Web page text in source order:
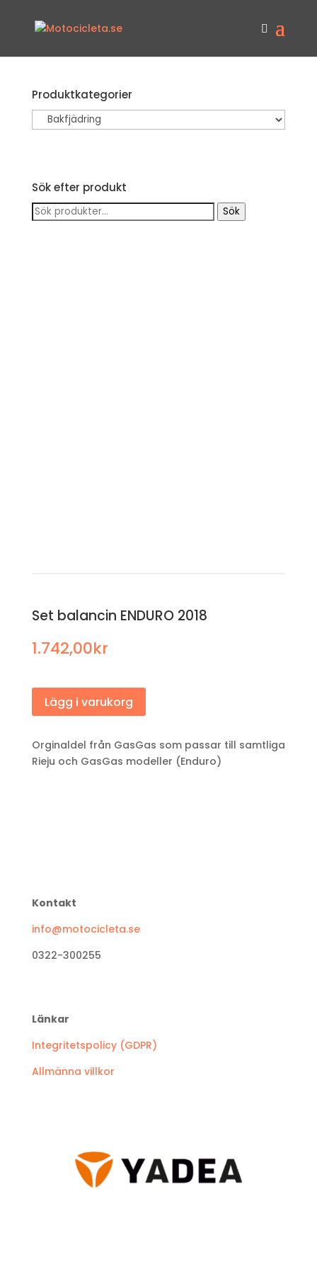
Produktkategorier
Sök efter produkt
Sök
Sök
Set balancin ENDURO 2018
1.742,00kr
Lägg i varukorg
Orginaldel från GasGas som passar till samtliga
Rieju och GasGas modeller (Enduro)
Kontakt
info@motocicleta.se
0322-300255
Länkar
Integritetspolicy (GDPR)
Allmänna villkor